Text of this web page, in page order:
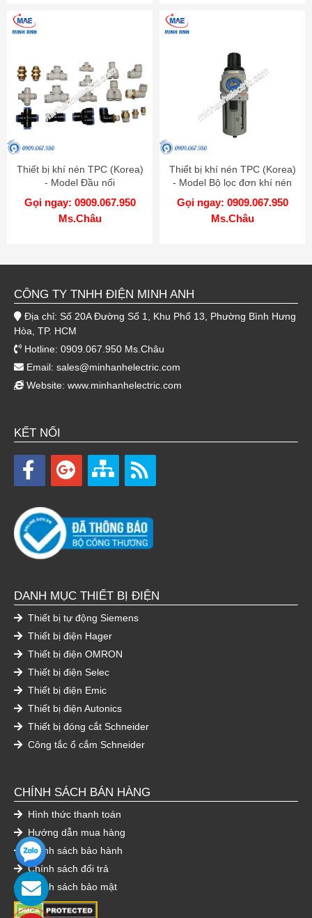
Thiết bị khí nén TPC (Korea)
- Model Đầu nối
Gọi ngay: 0909.067.950
Ms.Châu
Thiết bị khí nén TPC (Korea)
- Model Bộ lọc đơn khí nén
PP
Gọi ngay: 0909.067.950
Ms.Châu
CÔNG TY TNHH ĐIỆN MINH ANH
Địa chỉ: Số 20A Đường Số 1, Khu Phố 13, Phường Bình Hưng
Hòa, TP. HCM
Hotline: 0909.067.950 Ms.Châu
Email: sales@minhanhelectric.com
Website: www.minhanhelectric.com
KẾT NỐI
DANH MỤC THIẾT BỊ ĐIỆN
Thiết bị tự động Siemens
Thiết bị điện Hager
Thiết bị điện OMRON
Thiết bị điện Selec
Thiết bị điện Emic
Thiết bị điện Autonics
Thiết bị đóng cắt Schneider
Công tắc ổ cắm Schneider
CHÍNH SÁCH BÁN HÀNG
Hình thức thanh toán
Hướng dẫn mua hàng
Chính sách bảo hành
Chính sách đổi trả
Chính sách bảo mật